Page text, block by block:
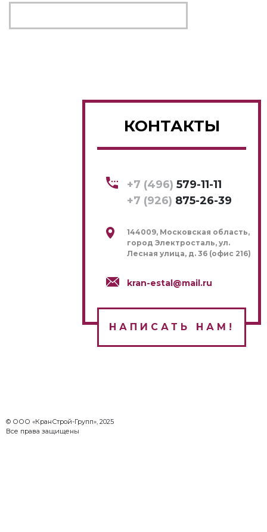
КОНТАКТЫ
+7 (496) 579-11-11
+7 (926) 875-26-39
144009, Московская область,
город Электросталь, ул.
Лесная улица, д. 36 (офис 216)
kran-estal@mail.ru
НАПИСАТЬ НАМ!
© ООО «КранСтрой-Групп», 2025
Все права защищены